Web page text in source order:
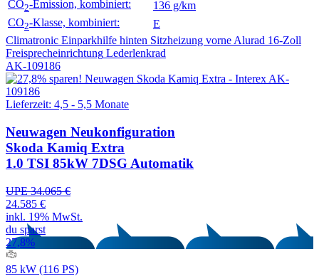
CO2-Emission, kombiniert:
136 g/km
CO2-Klasse, kombiniert:
E
Climatronic Einparkhilfe hinten Sitzheizung vorne Alurad 16-Zoll
Freisprecheinrichtung Lederlenkrad
AK-109186
Lieferzeit: 4,5 - 5,5 Monate
Neuwagen Neukonfiguration
Skoda Kamiq Extra
1.0 TSI 85kW 7DSG Automatik
UPE 34.065 €
24.585 €
inkl. 19% MwSt.
du sparst
27,8%
85 kW (116 PS)